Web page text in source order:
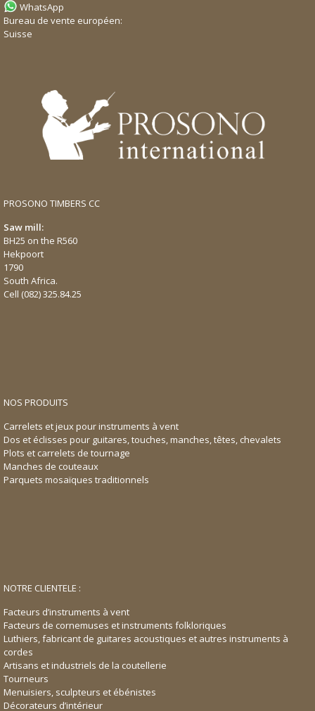
WhatsApp
Bureau de vente européen:
Suisse
PROSONO TIMBERS CC
Saw mill:
BH25 on the R560
Hekpoort
1790
South Africa.
Cell (082) 325.84.25
NOS PRODUITS
Carrelets et jeux pour instruments à vent
Dos et éclisses pour guitares, touches, manches, têtes, chevalets
Plots et carrelets de tournage
Manches de couteaux
Parquets mosaïques traditionnels
NOTRE CLIENTELE :
Facteurs d’instruments à vent
Facteurs de cornemuses et instruments folkloriques
Luthiers, fabricant de guitares acoustiques et autres instruments à
cordes
Artisans et industriels de la coutellerie
Tourneurs
Menuisiers, sculpteurs et ébénistes
Décorateurs d’intérieur